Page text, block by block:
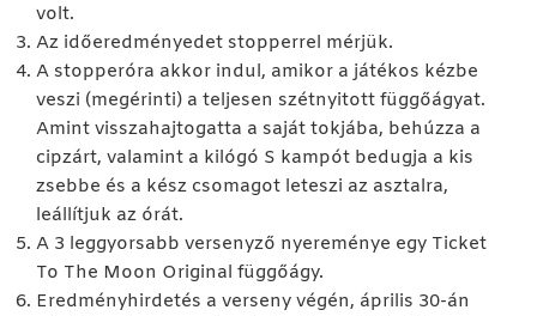
volt.
Az időeredményedet stopperrel mérjük.
A stopperóra akkor indul, amikor a játékos kézbe
veszi (megérinti) a teljesen szétnyitott függőágyat.
Amint visszahajtogatta a saját tokjába, behúzza a
cipzárt, valamint a kilógó S kampót bedugja a kis
zsebbe és a kész csomagot leteszi az asztalra,
leállítjuk az órát.
A 3 leggyorsabb versenyző nyereménye egy Ticket
To The Moon Original függőágy.
Eredményhirdetés a verseny végén, április 30-án